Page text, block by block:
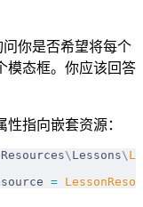
问你是否希望将每个
模态框。你应该回答
指向嵌套资源：
Resources\ Lessons\
=